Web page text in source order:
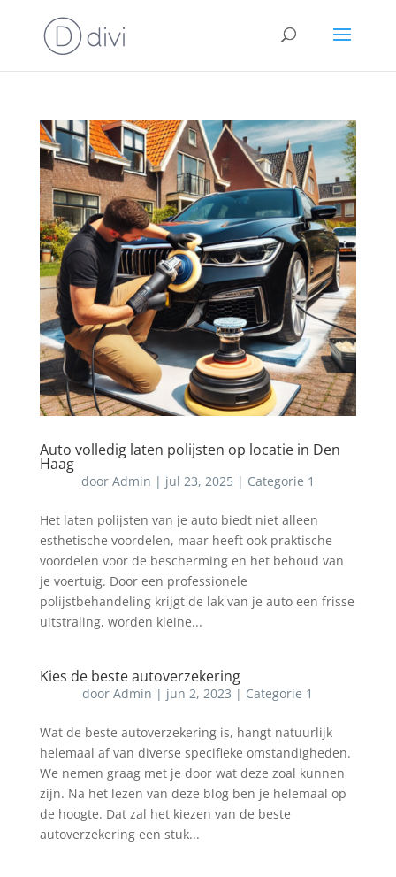
Auto volledig laten polijsten op locatie in Den
Haag
door Admin | jul 23, 2025 | Categorie 1
Het laten polijsten van je auto biedt niet alleen
esthetische voordelen, maar heeft ook praktische
voordelen voor de bescherming en het behoud van
je voertuig. Door een professionele
polijstbehandeling krijgt de lak van je auto een frisse
uitstraling, worden kleine...
Kies de beste autoverzekering
doorAdmin | jun 2, 2023 | Categorie 1
Wat de beste autoverzekering is, hangt natuurlijk
helemaal af van diverse specifieke omstandigheden.
We nemen graag met je door wat deze zoal kunnen
zijn. Na het lezen van deze blog ben je helemaal op
de hoogte. Dat zal het kiezen van de beste
autoverzekering een stuk...